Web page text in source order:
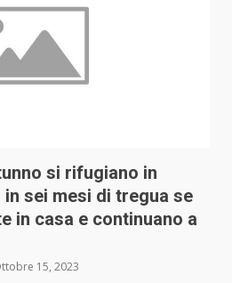
si rifugiano in
sei mesi di tregua se
in casa e continuano a
15, 2023